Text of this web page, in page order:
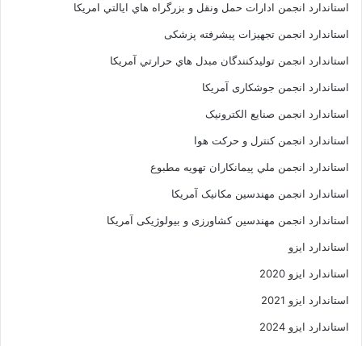
استاندارد انجمن ادارات حمل ونقل و بزرگراه هاي ايالتي امريکا
استاندارد انجمن تجهیزات پیشرفته پزشکی
استاندارد انجمن توليدکنندگان مبدل هاي حرارتي آمريکا
استاندارد انجمن جوشکاری آمریکا
استاندارد انجمن صنايع الکترونيک
استاندارد انجمن کنترل و حرکت هوا
استاندارد انجمن ملي پيمانکاران تهويه مطبوع
استاندارد انجمن مهندسين مکانيک آمريکا
استاندارد انجمن مهندسین کشاورزی و بیولوژیکی آمریکا
استاندارد ایزو
استاندارد ایزو 2020
استاندارد ایزو 2021
استاندارد ایزو 2024